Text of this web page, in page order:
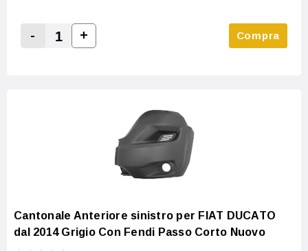
Decrease Quantity:
-
Increase Quantity:
+ Compra
Cantonale Anteriore sinistro per FIAT DUCATO
dal 2014 Grigio Con Fendi Passo Corto Nuovo